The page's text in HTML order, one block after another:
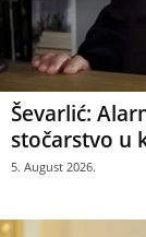
Ševarlić:
stočarstvo u
5. August 2026.